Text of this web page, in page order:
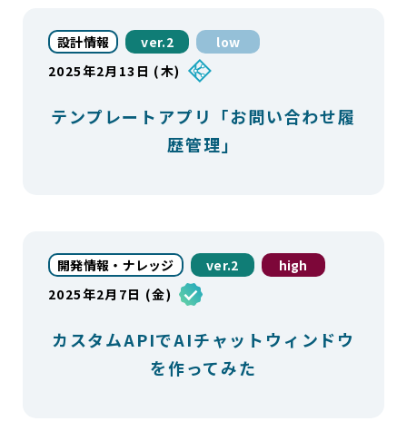
設計情報 ver.2
low
2025年2月13日 (木)
テンプレートアプリ「お問い合わせ履
歴管理」
開発情報・ナレッジ ver.2
high
2025年2月7日 (金)
カスタムAPIでAIチャットウィンドウ
を作ってみた